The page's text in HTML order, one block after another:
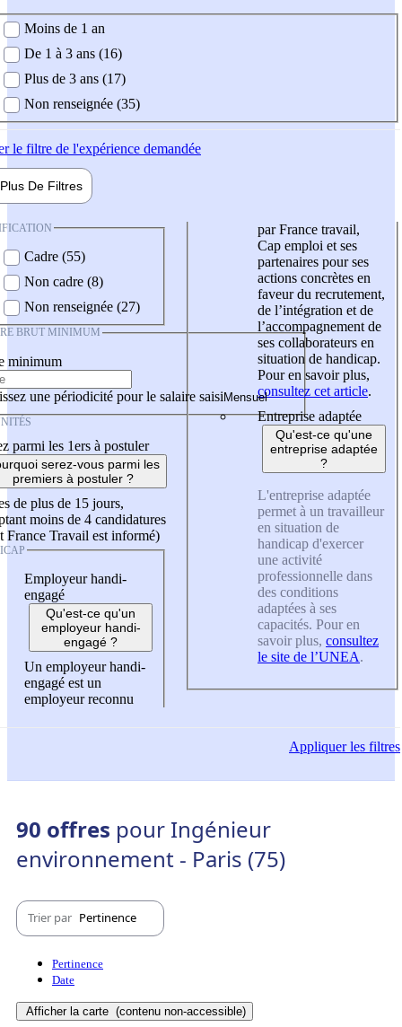
demandée
Moins de 1 an
De 1 à 3 ans (16)
Plus de 3 ans (17)
Non renseignée (35)
le filtre de l'expérience demandée
Plus De Filtres
Cadre (55)
Non cadre (8)
Non renseignée (27)
BRUT MINIMUM
minimum
une périodicité pour le salaire saisi
parmi les 1ers à postuler
serez-vous parmi les
premiers à postuler ?
de plus de 15 jours,
moins de 4 candidatures
France Travail est informé)
Employeur handi-
engagé
Qu'est-ce qu'un
employeur handi-
engagé ?
Un employeur handi-
engagé est un
employeur reconnu
par France travail,
Cap emploi et ses
partenaires pour ses
actions concrètes en
faveur du recrutement,
de l’intégration et de
l’accompagnement de
ses collaborateurs en
situation de handicap.
Pour en savoir plus,
consultez cet article.
Entreprise adaptée
Qu'est-ce qu'une
entreprise adaptée
?
L'entreprise adaptée
permet à un travailleur
en situation de
handicap d'exercer
une activité
professionnelle dans
des conditions
adaptées à ses
capacités. Pour en
savoir plus, consultez
le site de l’UNEA.
Appliquerles filtres
90 offres pour Ingénieur
environnement - Paris (75)
Trier par Pertinence
Pertinence
Date
Afficher la carte (contenu non-accessible)